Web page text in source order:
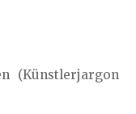
(Künstlerjargon